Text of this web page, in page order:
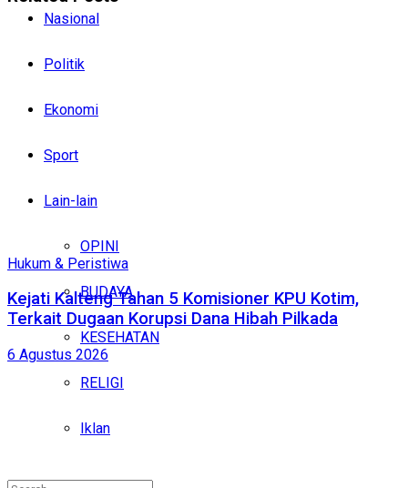
Nasional
Politik
Ekonomi
Sport
Lain-lain
OPINI
BUDAYA
KESEHATAN
RELIGI
Iklan
Hukum & Peristiwa
Kejati Kalteng Tahan 5 Komisioner KPU Kotim,
Terkait Dugaan Korupsi Dana Hibah Pilkada
6 Agustus 2026